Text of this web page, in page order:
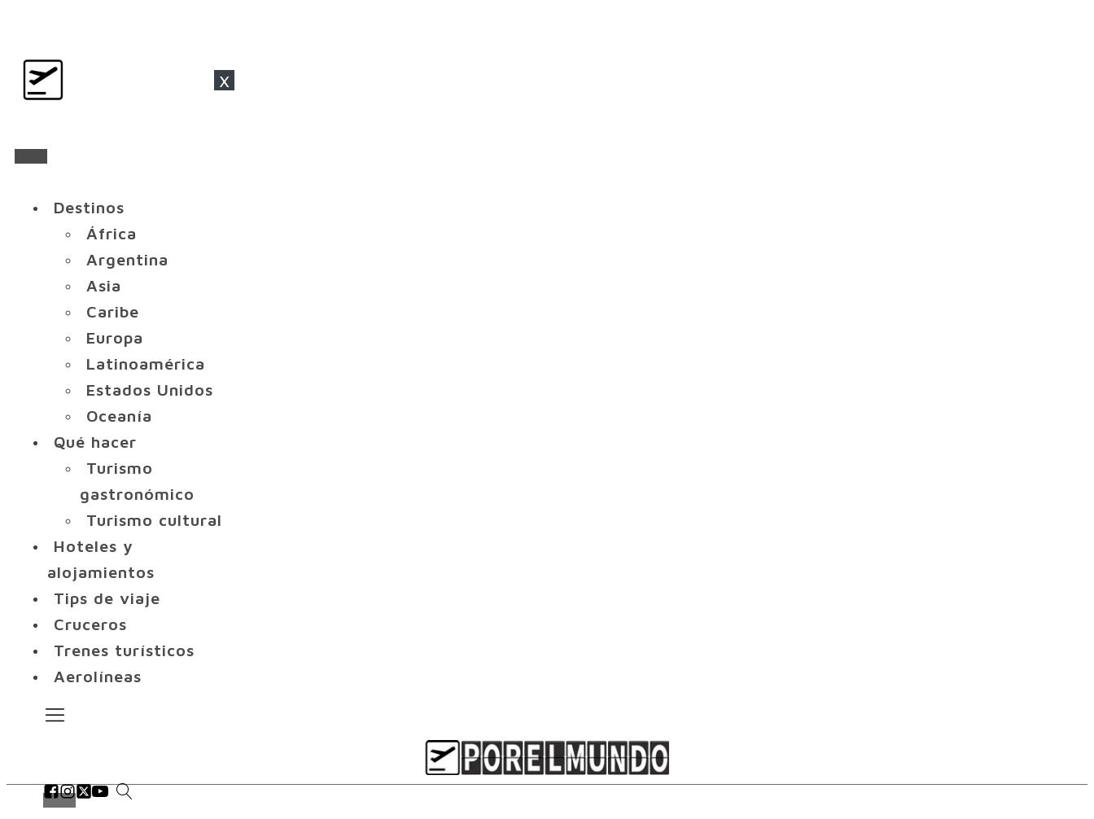
x
Destinos
África
Argentina
Asia
Caribe
Europa
Latinoamérica
Estados Unidos
Oceanía
Qué hacer
Turismo
gastronómico
Turismo cultural
Hoteles y
alojamientos
Tips de viaje
Cruceros
Trenes turísticos
Aerolíneas